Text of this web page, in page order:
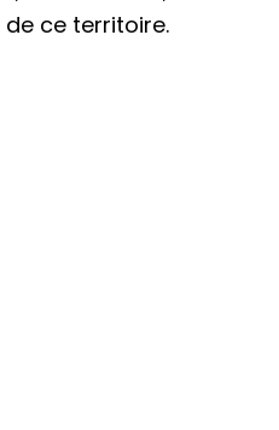
ce territoire.